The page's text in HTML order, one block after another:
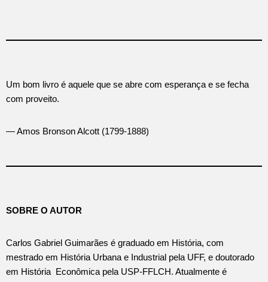
Um bom livro é aquele que se abre com esperança e se fecha
com proveito.
— Amos Bronson Alcott (1799-1888)
SOBRE O AUTOR
Carlos Gabriel Guimarães é graduado em História, com
mestrado em História Urbana e Industrial pela UFF, e doutorado
em História Econômica pela USP-FFLCH. Atualmente é